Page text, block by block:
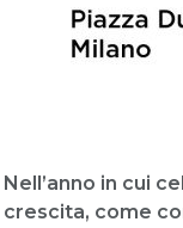
Nell’anno in cui
crescita, come